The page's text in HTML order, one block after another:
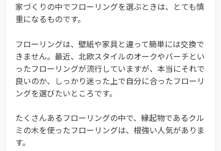
家づくりの中でフローリングを選ぶときは、とても慎
重になるものです。
フローリングは、壁紙や家具と違って簡単には交換で
きません。最近、北欧スタイルのオークやバーチとい
ったフローリングが流行していますが、本当にそれで
良いのか、しっかり迷った上で自分に合ったフローリ
ングを選びたいところです。
たくさんあるフローリングの中で、縁起物であるクル
ミの木を使ったフローリングは、根強い人気がありま
す。